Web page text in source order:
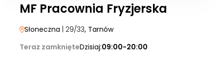
MF Pracownia Fryzjerska
Słoneczna | 29/33, Tarnów
Teraz zamknięteDzisiaj:09:00-20:00